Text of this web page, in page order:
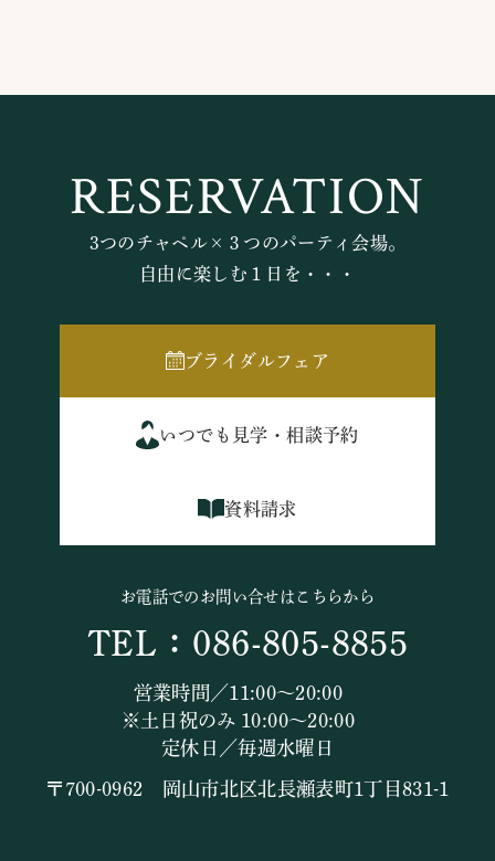
RESERVATION
3つのチャペル×３つのパーティ会場。
自由に楽しむ１日を・・・
ブライダルフェア
いつでも見学・相談予約
資料請求
お電話でのお問い合せはこちらから
TEL：086-805-8855
営業時間／11:00～20:00
※土日祝のみ 10:00～20:00
定休日／毎週水曜日
〒700-0962 岡山市北区北長瀬表町1丁目831-1